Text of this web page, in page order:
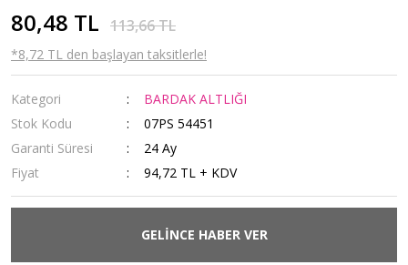
80,48 TL 113,66 TL
*8,72 TL den başlayan taksitlerle!
Kategori
BARDAK ALTLIĞI
Stok Kodu
07PS 54451
Garanti Süresi
24 Ay
Fiyat
94,72 TL + KDV
GELİNCE HABER VER